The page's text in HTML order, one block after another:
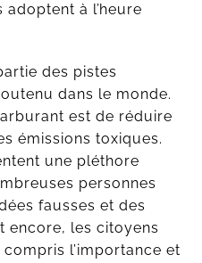
à l’heure
des pistes
dans le monde.
est de réduire
émissions toxiques.
une pléthore
personnes
fausses et des
encore, les citoyens
compris l’importance et